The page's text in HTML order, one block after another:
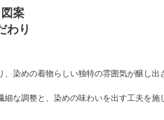
案
わり
染めの着物らしい独特の雰囲気が醸し出
な調整と、染めの味わいを出す工夫を施